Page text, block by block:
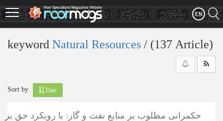
Skip
to
main
keyword Natural Resources ‎/ (137 Article)
Sort by Date
حکمرانی مطلوب بر منابع نفت و گاز: با رویکرد حق بر